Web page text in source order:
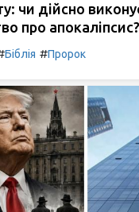
чи дійсно
про апокаліпсис?
Біблія #Пророк